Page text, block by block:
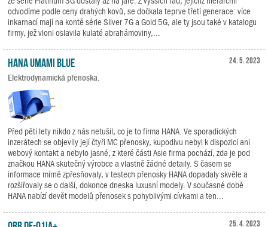
odvodíme podle ceny drahých kovů, se dočkala teprve třetí generace: více
inkarnací mají na kontě série Silver 7G a Gold 5G, ale ty jsou také v katalogu
firmy, jež vloni oslavila kulaté abrahámoviny,...
24. 5. 2023
HANA Umami Blue
Elektrodynamická přenoska.
Před pěti lety nikdo z nás netušil, co je to firma HANA. Ve sporadických
inzerátech se objevily její čtyři MC přenosky, kupodivu nebyl k dispozici ani
webový kontakt a nebylo jasné, z které části Asie firma pochází, zda je pod
značkou HANA skutečný výrobce a vlastně žádné detaily. S časem se
informace mírně zpřesňovaly, v testech přenosky HANA dopadaly skvěle a
rozšiřovaly se o další, dokonce dneska luxusní modely. V současné době
HANA nabízí devět modelů přenosek s pohyblivými cívkami a ten...
25. 4. 2023
ORB DF-01iA+